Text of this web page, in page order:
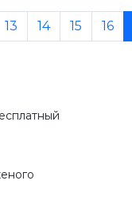
13 14 15 16